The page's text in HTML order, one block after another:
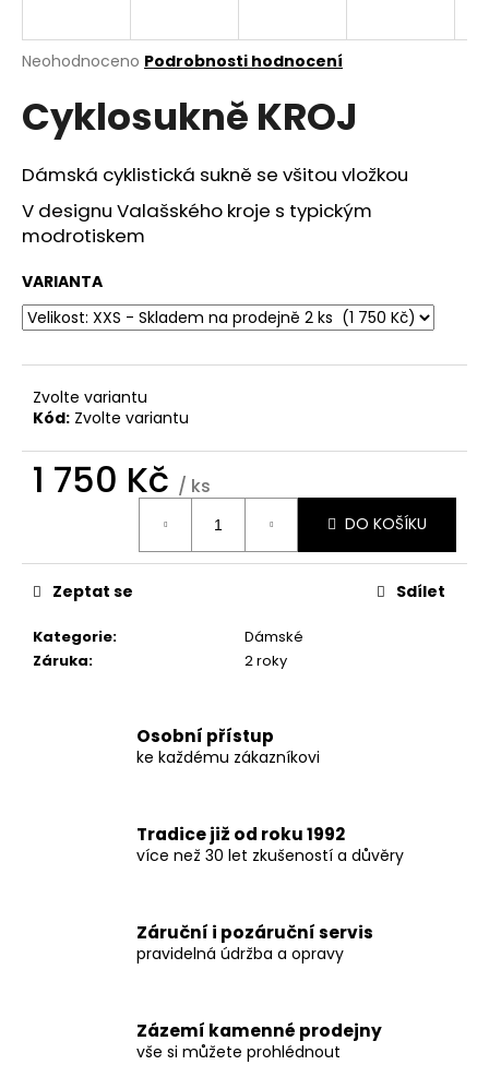
Průměrné
produktu
je
z
5
hvězdiček.
Neohodnoceno Podrobnosti hodnocení
Cyklosukně KROJ
Dámská cyklistická sukně se všitou vložkou
V designu Valašského kroje s typickým
modrotiskem
VARIANTA
Zvolte variantu
Kód: Zvolte variantu
1 750 Kč / ks
DO KOŠÍKU
Kategorie:
Dámské
Záruka: 2 roky
Zeptat se Sdílet
Osobní přístup
ke každému zákazníkovi
Tradice již od roku 1992
více než 30 let zkušeností a důvěry
Záruční i pozáruční servis
pravidelná údržba a opravy
Zázemí kamenné prodejny
vše si můžete prohlédnout
j
t
?
o
p
o
r
u
e
m